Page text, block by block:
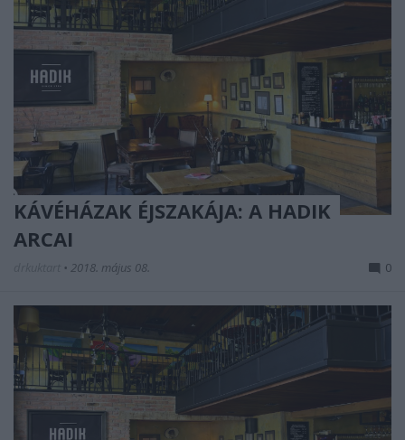
KÁVÉHÁZAK ÉJSZAKÁJA: A HADIK
ARCAI
• 2018. május 08. 0